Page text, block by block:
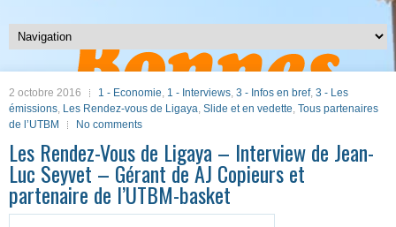
2 octobre 2016 1 - Economie, 1 - Interviews, 3 - Infos en bref, 3 - Les
émissions, Les Rendez-vous de Ligaya, Slide et en vedette, Tous partenaires
de l’UTBM
No comments
Les Rendez-Vous de Ligaya – Interview de Jean-
Luc Seyvet – Gérant de AJ Copieurs et
partenaire de l’UTBM-basket